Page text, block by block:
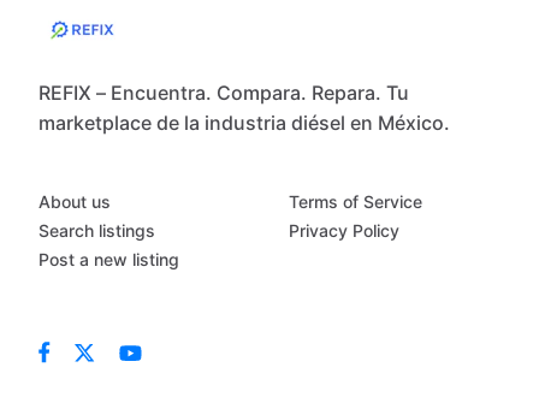
REFIX – Encuentra. Compara. Repara. Tu
marketplace de la industria diésel en México.
About us
Search listings
Post a new listing
Terms of Service
Privacy Policy